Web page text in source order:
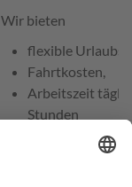
Wir bieten
flexible
Fahrtkosten,
Arbeitszeit
Stunden